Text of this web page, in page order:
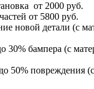
от 2000 руб.
от 5800 руб.
новой детали (с
30% бампера (с
50% повреждения